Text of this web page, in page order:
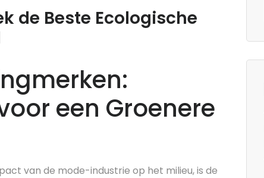
de Beste Ecologische
een Groenere
van de mode-industrie op het milieu, is de